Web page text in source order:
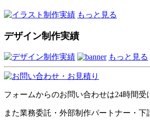
もっと見る
デザイン制作実績
もっと見る
フォームからのお問い合わせは24時間
また業務委託・外部制作パートナー・下